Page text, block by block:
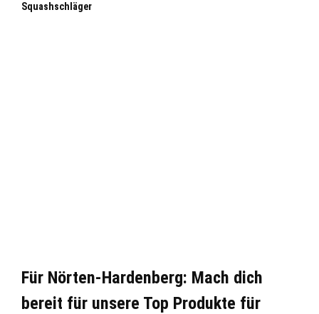
Squashschläger
Für Nörten-Hardenberg: Mach dich
bereit für unsere Top Produkte für